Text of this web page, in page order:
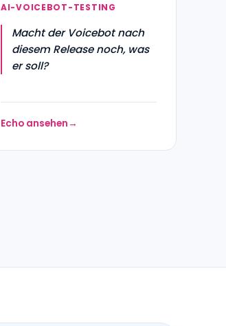
AI-VOICEBOT-TESTING
Macht der Voicebot nach
diesem Release noch, was
er soll?
Echo ansehen